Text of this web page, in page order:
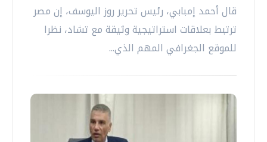
قال أحمد إمبابي، رئيس تحرير روز اليوسف، إن مصر
ترتبط بعلاقات استراتيجية وثيقة مع تشاد، نظرا
للموقع الجغرافي المهم الذي...